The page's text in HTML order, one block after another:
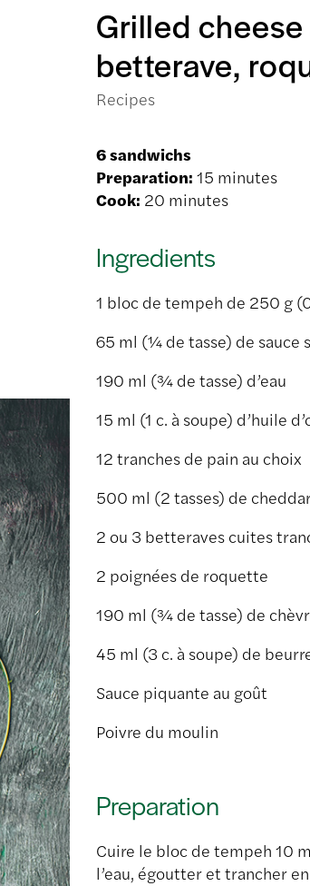
Grilled
betterave,
Recipes
6 sandwichs
Preparation: 15 minutes
Cook: 20 minutes
Ingredients
1 bloc de tempeh de 250 g
65 ml (¼ de tasse) de sauce
190 ml (¾ de tasse) d’eau
15 ml (1 c. à soupe) d’huile
12 tranches de pain au choix
500 ml (2 tasses) de
2 ou 3 betteraves cuites
2 poignées de roquette
190 ml (¾ de tasse) de
45 ml (3 c. à soupe) de
Sauce piquante au goût
Poivre du moulin
Preparation
Cuire le bloc de tempeh 10
l’eau, égoutter et trancher